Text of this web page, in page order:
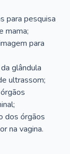
para pesquisa
mama;
para
glândula
ultrassom;
dos órgãos
na vagina.